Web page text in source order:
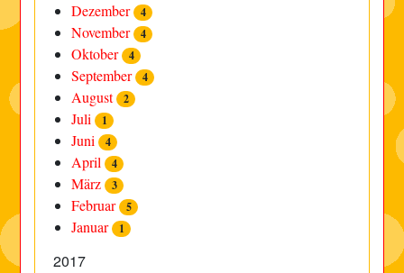
Dezember 4
November 4
Oktober 4
September 4
August 2
Juli 1
Juni 4
April 4
März 3
Februar 5
Januar 1
2017